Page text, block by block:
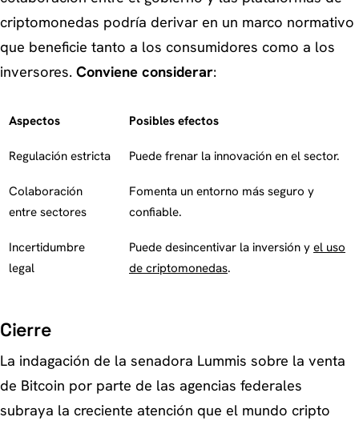
criptomonedas podría derivar en un marco normativo
que beneficie tanto a los consumidores como a los
inversores. Conviene considerar:
Aspectos Posibles efectos
Regulación estricta Puede frenar la innovación en el sector.
Colaboración
entre sectores
Fomenta un entorno más seguro y
confiable.
Incertidumbre
legal
Puede desincentivar la inversión y el uso
de criptomonedas.
Cierre
La indagación de la senadora Lummis sobre la venta
de Bitcoin por parte de las agencias federales
subraya la creciente atención que el mundo cripto